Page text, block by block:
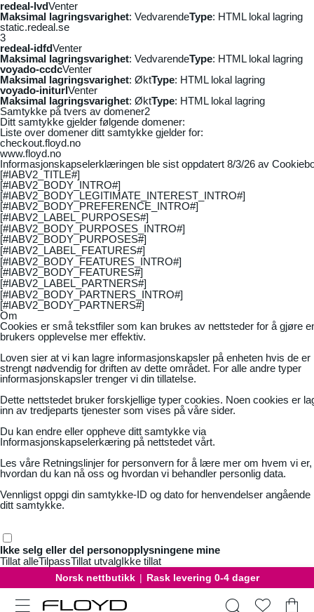
redeal-lvdVenter
Maksimal lagringsvarighet: VedvarendeType: HTML lokal lagring
static.redeal.se
3
redeal-idfdVenter
Maksimal lagringsvarighet: VedvarendeType: HTML lokal lagring
voyado-ccdcVenter
Maksimal lagringsvarighet: ØktType: HTML lokal lagring
voyado-initurlVenter
Maksimal lagringsvarighet: ØktType: HTML lokal lagring
Samtykke på tvers av domener2
Ditt samtykke gjelder følgende domener:
Liste over domener ditt samtykke gjelder for:
checkout.floyd.no
www.floyd.no
Informasjonskapselerklæringen ble sist oppdatert 8/3/26 av
[#IABV2_TITLE#]
[#IABV2_BODY_INTRO#]
[#IABV2_BODY_LEGITIMATE_INTEREST_INTRO#]
[#IABV2_BODY_PREFERENCE_INTRO#]
[#IABV2_LABEL_PURPOSES#]
[#IABV2_BODY_PURPOSES_INTRO#]
[#IABV2_BODY_PURPOSES#]
[#IABV2_LABEL_FEATURES#]
[#IABV2_BODY_FEATURES_INTRO#]
[#IABV2_BODY_FEATURES#]
[#IABV2_LABEL_PARTNERS#]
[#IABV2_BODY_PARTNERS_INTRO#]
[#IABV2_BODY_PARTNERS#]
Om
Cookies er små tekstfiler som kan brukes av nettsteder for å gjøre
brukers opplevelse mer effektiv.
Loven sier at vi kan lagre informasjonskapsler på enheten hvis de er
strengt nødvendig for driften av dette området. For alle andre typer
informasjonskapsler trenger vi din tillatelse.
Dette nettstedet bruker forskjellige typer cookies. Noen cookies er
inn av tredjeparts tjenester som vises på våre sider.
Du kan endre eller oppheve ditt samtykke via
Informasjonskapselerkæring på nettstedet vårt.
Les våre Retningslinjer for personvern for å lære mer om hvem vi er,
hvordan du kan nå oss og hvordan vi behandler personlig data.
Vennligst oppgi din samtykke-ID og dato for henvendelser angående
ditt samtykke.
Ikke selg eller del personopplysningene mine
Tillat alleTilpassTillat utvalgIkke tillat
Norsk nettbutikk | Rask levering 0-4 dager